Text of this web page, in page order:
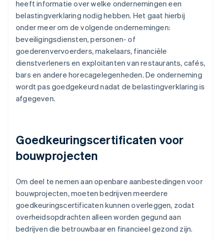
heeft informatie over welke ondernemingen een
belastingverklaring nodig hebben. Het gaat hierbij
onder meer om de volgende ondernemingen:
beveiligingsdiensten, personen- of
goederenvervoerders, makelaars, financiële
dienstverleners en exploitanten van restaurants, cafés,
bars en andere horecagelegenheden. De onderneming
wordt pas goedgekeurd nadat de belastingverklaring is
afgegeven.
Goedkeuringscertificaten voor
bouwprojecten
Om deel te nemen aan openbare aanbestedingen voor
bouwprojecten, moeten bedrijven meerdere
goedkeuringscertificaten kunnen overleggen, zodat
overheidsopdrachten alleen worden gegund aan
bedrijven die betrouwbaar en financieel gezond zijn.